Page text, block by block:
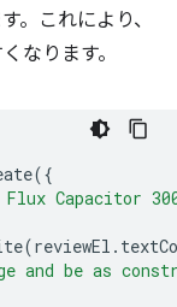
。これにより、
なります。
({
Capacitor
(reviewEl .
and be as